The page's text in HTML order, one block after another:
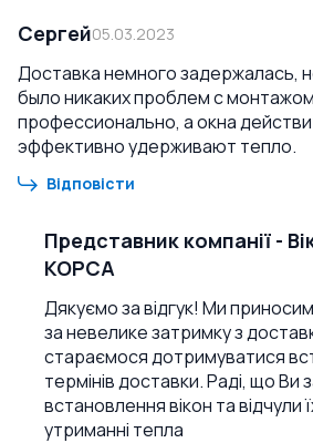
Сергей05.03.2023
Доставка немного задержалась,
было никаких проблем с
профессионально, а окна
эффективно удерживают тепло.
Відповісти
Представник компанії -
КОРСА
Дякуємо за відгук! Ми
за невелике затримку з
стараємося дотримуватися
термінів доставки. Раді, що Ви
встановлення вікон та відчули
утриманні тепла